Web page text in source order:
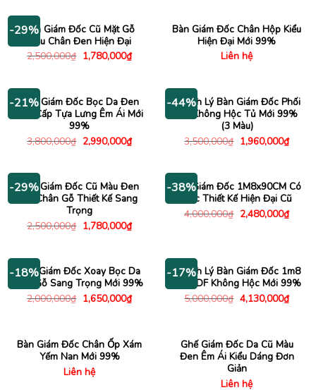
-29%Bàn Giám Đốc Cũ Mặt Gỗ
Nâu Chân Đen Hiện Đại
2,500,000₫ Giá
gốc
1,780,000₫Giá
hiện
1,780,000₫.
Bàn Giám Đốc Chân Hộp Kiểu
Hiện Đại Mới 99%
Liên hệ
-21%
Ghế Giám Đốc Bọc Da Đen
Cao Cấp Tựa Lưng Êm Ái Mới
99%
3,800,000₫ Giá
gốc
2,990,000₫Giá
hiện
2,990,000₫.
-44%
Thanh Lý Bàn Giám Đốc Phối
Chỉ Không Hộc Tủ Mới 99%
(3 Màu)
3,500,000₫ Giá
gốc
1,960,000₫Giá
hiện
-29%
Ghế Giám Đốc Cũ Màu Đen
Da Chân Gỗ Thiết Kế Sang
Trọng
2,500,000₫ Giá
gốc
1,780,000₫Giá
hiện
1,780,000₫.
-38%
Bàn Giám Đốc 1M8x90CM Có
Hộc Thiết Kế Hiện Đại Cũ
4,000,000₫ Giá
gốc
2,480,000₫Giá
hiện
-18%
Ghế Giám Đốc Xoay Bọc Da
Tay Gỗ Sang Trọng Mới 99%
2,000,000₫ Giá
gốc
1,650,000₫Giá
hiện
-17%
Thanh Lý Bàn Giám Đốc 1m8
Gỗ MDF Không Hộc Mới 99%
5,000,000₫ Giá
gốc
4,130,000₫Giá
hiện
Bàn Giám Đốc Chân Ốp Xám
Yếm Nan Mới 99%
Liên hệ
Ghế Giám Đốc Da Cũ Màu
Đen Êm Ái Kiểu Dáng Đơn
Giản
Liên hệ